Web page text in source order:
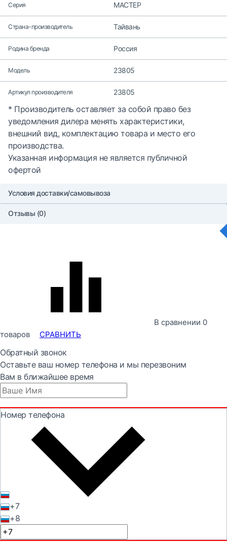
Серия МАСТЕР
Страна-производитель Тайвань
Родина бренда Россия
Модель 23805
Артикул производителя 23805
* Производитель оставляет за собой право без
уведомления дилера менять характеристики,
внешний вид, комплектацию товара и место его
производства.
Указанная информация не является публичной
офертой
Условия доставки/самовывоза
Отзывы (0)
В сравнении 0
товаров
СРАВНИТЬ
Обратный звонок
Оставьте ваш номер телефона и мы перезвоним
Вам в ближайшее время
Номер телефона
+7
+8